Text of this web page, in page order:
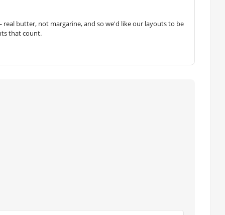
butter, not margarine, and so we'd like our layouts to be
that count.